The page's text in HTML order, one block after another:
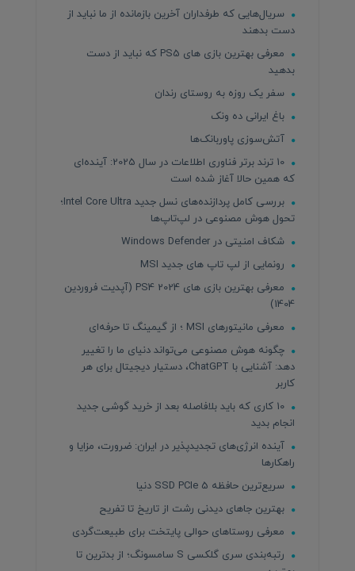
سریال‌هایی که طرفداران آخرین بازمانده از ما نباید از
دست بدهند
معرفی بهترین بازی های PS5 که نباید از دست
بدهید
سفر یک روزه به روستای رندان
باغ ایرانی ده ونک
آتش‌سوزی پاوربانک‌ها
10 ترند برتر فناوری اطلاعات در سال 2025: آینده‌ای
که همین حالا آغاز شده است
بررسی کامل پردازنده‌های نسل جدید Intel Core Ultra؛
تحول هوش مصنوعی در لپ‌تاپ‌ها
شکاف امنیتی در Windows Defender
رونمایی از لپ تاپ های جدید MSI
معرفی بهترین بازی های PS4 2024 (آپدیت فروردین
1404)
معرفی مانیتورهای MSI ؛ از گیمینگ تا حرفه‌ای
چگونه هوش مصنوعی می‌تواند دنیای ما را تغییر
دهد: آشنایی با ChatGPT، دستیار دیجیتال برای هر
کاربر
10 کاری که باید بلافاصله بعد از خرید گوشی جدید
انجام بدید
آینده انرژی‌های تجدیدپذیر در ایران: ضرورت، مزایا و
راهکارها
سریع‌ترین حافظه SSD PCIe 5 دنیا
بهترین جاهای دیدنی رشت از تاریخ تا تفریح
معرفی روستاهای حوالی پایتخت برای طبیعت‌گردی
رتبه‌بندی سری گلکسی S سامسونگ؛ از بدترین تا